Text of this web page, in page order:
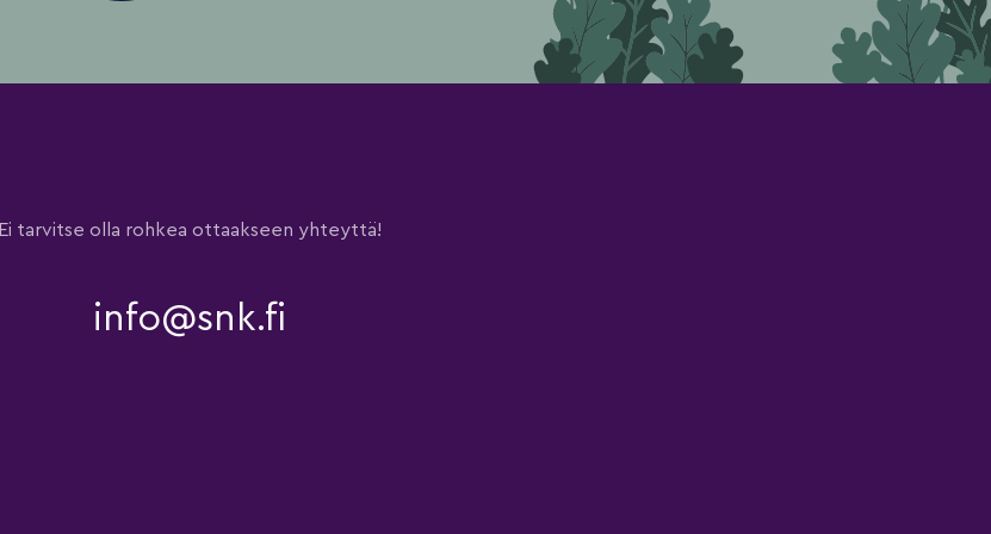
Ei tarvitse olla rohkea ottaakseen yhteyttä!
info@snk.fi